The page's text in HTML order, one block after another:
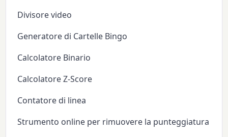
Divisore video
Generatore di Cartelle Bingo
Calcolatore Binario
Calcolatore Z-Score
Contatore di linea
Strumento online per rimuovere la punteggiatura